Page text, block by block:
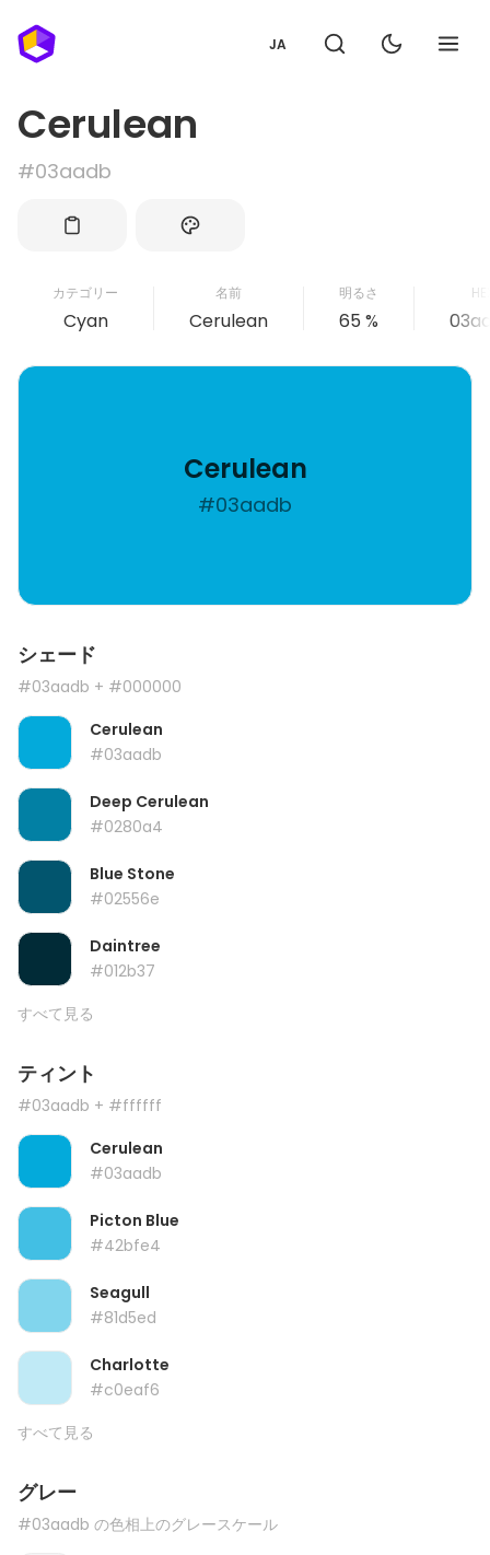
JA
Cerulean
#03aadb
カテゴリー
Cyan
名前
Cerulean
明るさ
65 %
Cerulean
#03aadb
シェード
#03aadb + #000000
Cerulean
#03aadb
Deep Cerulean
#0280a4
Blue Stone
#02556e
Daintree
#012b37
すべて見る
ティント
#03aadb + #ffffff
Cerulean
#03aadb
Picton Blue
#42bfe4
Seagull
#81d5ed
Charlotte
#c0eaf6
すべて見る
グレー
#03aadb の色相上のグレースケール